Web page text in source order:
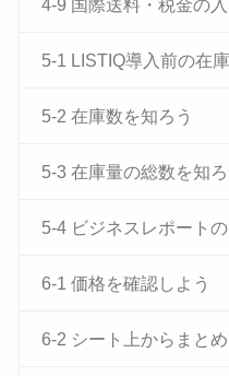
4-9 国際送料・税金の
5-1 LISTIQ導入前の在
5-2 在庫数を知ろう
5-3 在庫量の総数を知ろ
5-4 ビジネスレポート
6-1 価格を確認しよう
6-2 シート上からまと